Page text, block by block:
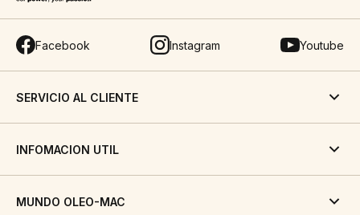
Facebook Instagram Youtube
SERVICIO AL CLIENTE
INFOMACION UTIL
MUNDO OLEO-MAC